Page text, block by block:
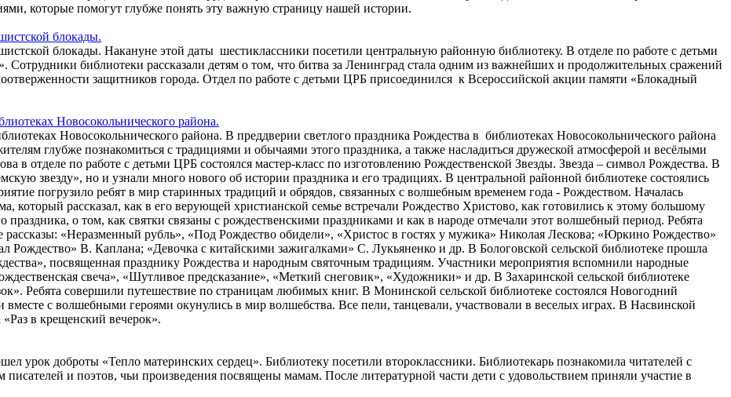
которые помогут глубже понять эту важную страницу нашей истории.
блокады.
блокады. Накануне этой даты шестиклассники посетили центральную районную библиотеку. В отделе по работе с детьми
Сотрудники библиотеки рассказали детям о том, что битва за Ленинград стала одним из важнейших и продолжительных сражений
защитников города. Отдел по работе с детьми ЦРБ присоединился к Всероссийской акции памяти «Блокадный
Новосокольнического района.
Новосокольнического района. В преддверии светлого праздника Рождества в библиотеках Новосокольнического района
глубже познакомиться с традициями и обычаями этого праздника, а также насладиться дружеской атмосферой и весёлыми
в отделе по работе с детьми ЦРБ состоялся мастер-класс по изготовлению Рождественской Звезды. Звезда – символ Рождества. В
звезду», но и узнали много нового об истории праздника и его традициях. В центральной районной библиотеке состоялись
погрузило ребят в мир старинных традиций и обрядов, связанных с волшебным временем года - Рождеством. Началась
который рассказал, как в его верующей христианской семье встречали Рождество Христово, как готовились к этому большому
о том, как святки связаны с рождественскими праздниками и как в народе отмечали этот волшебный период. Ребята
рассказы: «Неразменный рубль», «Под Рождество обидели», «Христос в гостях у мужика» Николая Лескова; «Юркино Рождество»
В. Каплана; «Девочка с китайскими зажигалками» С. Лукьяненко и др. В Бологовской сельской библиотеке прошла
посвященная празднику Рождества и народным святочным традициям. Участники мероприятия вспомнили народные
свеча», «Шутливое предсказание», «Меткий снеговик», «Художники» и др. В Захаринской сельской библиотеке
Ребята совершили путешествие по страницам любимых книг. В Монинской сельской библиотеке состоялся Новогодний
с волшебными героями окунулись в мир волшебства. Все пели, танцевали, участвовали в веселых играх. В Насвинской
«Раз в крещенский вечерок».
урок доброты «Тепло материнских сердец». Библиотеку посетили второклассники. Библиотекарь познакомила читателей с
писателей и поэтов, чьи произведения посвящены мамам. После литературной части дети с удовольствием приняли участие в